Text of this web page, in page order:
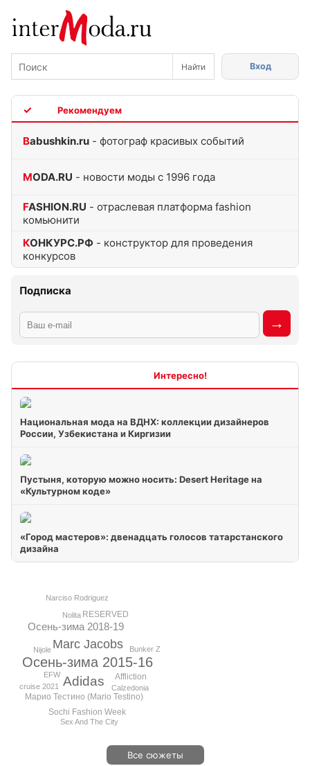
Вход
Babushkin.ru - фотограф красивых событий
MODA.RU - новости моды с 1996 года
FASHION.RU - отраслевая платформа fashion
комьюнити
КОНКУРС.РФ - конструктор для проведения
конкурсов
Подписка
Национальная мода на ВДНХ: коллекции дизайнеров
России, Узбекистана и Киргизии
Пустыня, которую можно носить: Desert Heritage на
«Культурном коде»
«Город мастеров»: двенадцать голосов татарстанского
дизайна
Осень-зима 2015-16
Adidas
Marc Jacobs
Осень-зима 2018-19
Марио Тестино (Mario Testino)
Sochi Fashion Week
RESERVED
Affliction
Sex And The City
Narciso Rodriguez
EFW
Nolita
Calzedonia
cruise 2021
Nijole Bunker Z
Все сюжеты